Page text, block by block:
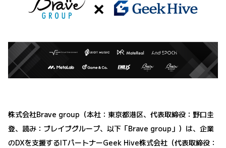
株式会社Brave group（本社：東京都港区、代表取締役：野口圭
登、読み：ブレイブグループ、以下「Brave group」）は、企業
のDXを支援するITパートナーGeek Hive株式会社（代表取締役：